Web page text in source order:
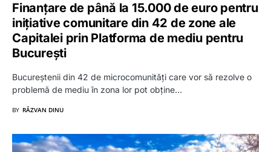
Finanțare de până la 15.000 de euro pentru
inițiative comunitare din 42 de zone ale
Capitalei prin Platforma de mediu pentru
București
Bucureștenii din 42 de microcomunități care vor să rezolve o
problemă de mediu în zona lor pot obține…
BY RĂZVAN DINU